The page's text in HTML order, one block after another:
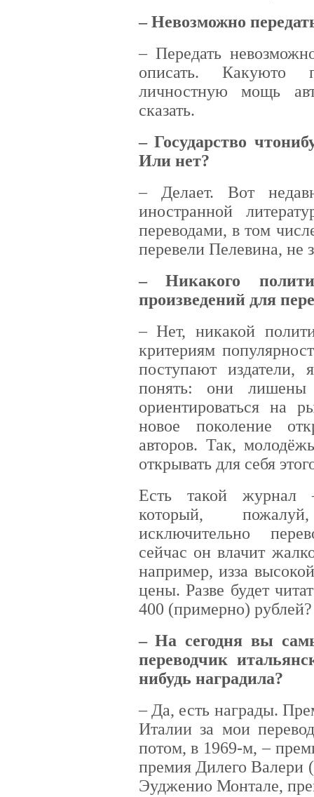
– Невозможно
– Передать
описать. Какую­то
личностную мощь
сказать.
– Государство
Или нет?
– Делает. Вот
иностранной
переводами, в том
перевели Пелевина, не
– Никакого
произведений для
– Нет, никакой
критериям
поступают
понять: они лишены
ориентироваться на
новое поколение
авторов. Так,
открывать для себя
Есть такой журнал
который,
исключительно
сейчас он влачит
например, из­за
цены. Разве будет
400 (примерно)
– На сегодня вы
переводчик
нибудь наградила?
– Да, есть награды.
Италии за мои
потом, в 1969-­м, –
премия Дилего Валери
Эудженио Монтале,